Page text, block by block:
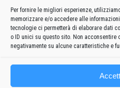
Per fornire le migliori esperienze,
memorizzare e/o accedere alle
tecnologie ci permetterà di elaborare dati
o ID unici su questo sito. Non acconsentire
negativamente su alcune caratteristiche e
partecipato domenica 20 alla
Salone internazionale